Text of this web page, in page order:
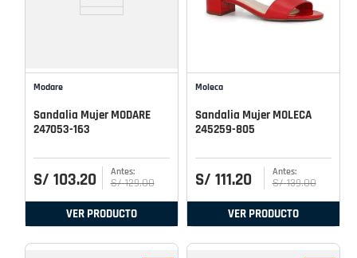
Modare
Sandalia Mujer MODARE
247053-163
S/ 103.20 S/ 129.00
VER PRODUCTO
Moleca
Sandalia Mujer MOLECA
245259-805
S/ 111.20 S/ 139.00
VER PRODUCTO